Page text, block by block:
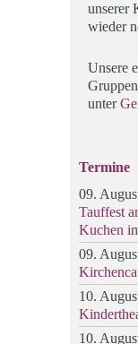
unserer
wieder
Unsere
unter
Termine
09.
Tauffest
Kuchen
09.
10.
10.